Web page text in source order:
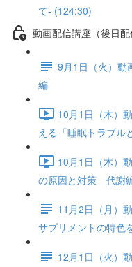
て- (124:30)
動画配信講座（後日配
9月1日（火）
編
10月1日（木）
える「睡眠トラブル
10月1日（木）
の原因と対策 代謝
11月2日（月）
サプリメントの特色
12月1日（火）